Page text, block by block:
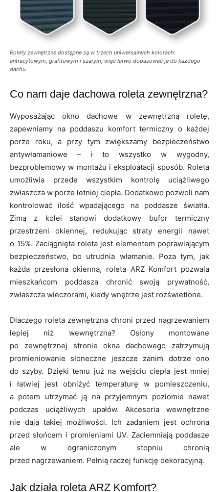
Rolety zewnętrzne dostępne są w trzech uniwersalnych kolorach:
antracytowym, grafitowym i szarym, więc łatwo dopasować je do każdego
dachu.
Co nam daje dachowa roleta zewnętrzna?
Wyposażając okno dachowe w zewnętrzną roletę,
zapewniamy na poddaszu komfort termiczny o każdej
porze roku, a przy tym zwiększamy bezpieczeństwo
antywłamaniowe – i to wszystko w wygodny,
bezproblemowy w montażu i eksploatacji sposób. Roleta
umożliwia przede wszystkim kontrolę uciążliwego
zwłaszcza w porze letniej ciepła. Dodatkowo pozwoli nam
kontrolować ilość wpadającego na poddasze światła.
Zimą z kolei stanowi dodatkowy bufor termiczny
przestrzeni okiennej, redukując straty energii nawet
o 15%. Zaciągnięta roleta jest elementem poprawiającym
bezpieczeństwo, bo utrudnia włamanie. Poza tym, jak
każda przesłona okienna, roleta ARZ Komfort pozwala
mieszkańcom poddasza chronić swoją prywatność,
zwłaszcza wieczorami, kiedy wnętrze jest rozświetlone.
Dlaczego roleta zewnętrzna chroni przed nagrzewaniem
lepiej niż wewnętrzna? Osłony montowane
po zewnętrznej stronie okna dachowego zatrzymują
promieniowanie słoneczne jeszcze zanim dotrze ono
do szyby. Dzięki temu już na wejściu ciepła jest mniej
i łatwiej jest obniżyć temperaturę w pomieszczeniu,
a potem utrzymać ją na przyjemnym poziomie nawet
podczas uciążliwych upałów. Akcesoria wewnętrzne
nie dają takiej możliwości. Ich zadaniem jest ochrona
przed słońcem i promieniami UV. Zaciemniają poddasze
ale w ograniczonym stopniu chronią
przed nagrzewaniem. Pełnią raczej funkcję dekoracyjną.
Jak działa roleta ARZ Komfort?